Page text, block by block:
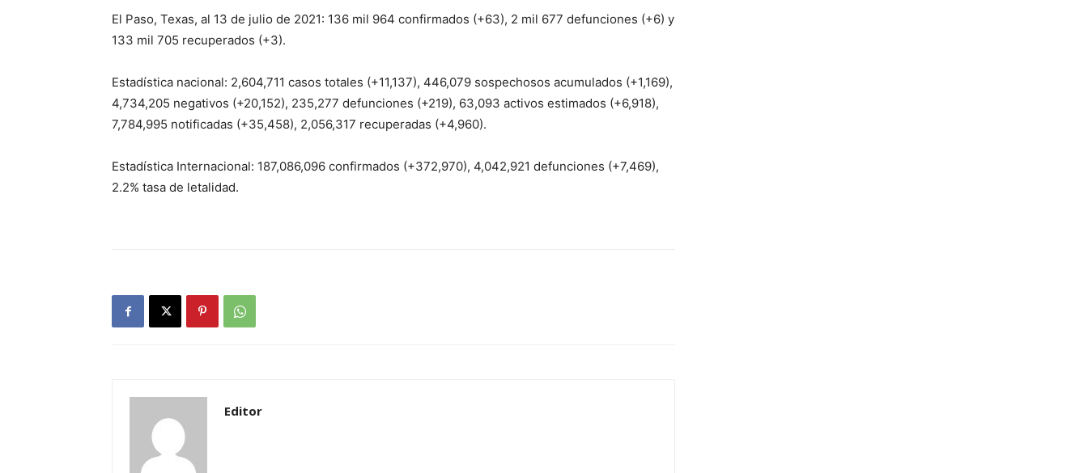
El Paso, Texas, al 13 de julio de 2021: 136 mil 964 confirmados (+63), 2 mil 677 defunciones (+6) y
133 mil 705 recuperados (+3).
Estadística nacional: 2,604,711 casos totales (+11,137), 446,079 sospechosos acumulados (+1,169),
4,734,205 negativos (+20,152), 235,277 defunciones (+219), 63,093 activos estimados (+6,918),
7,784,995 notificadas (+35,458), 2,056,317 recuperadas (+4,960).
Estadística Internacional: 187,086,096 confirmados (+372,970), 4,042,921 defunciones (+7,469),
2.2% tasa de letalidad.
Editor